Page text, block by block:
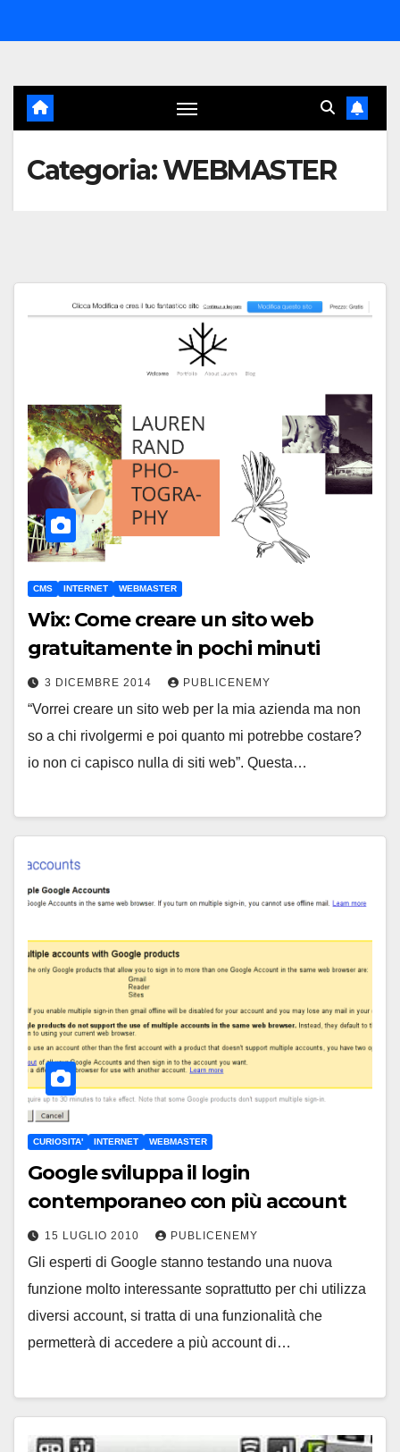
al
Categoria:WEBMASTER
CMS INTERNET WEBMASTER
Wix: Come creare un sito web
gratuitamente in pochi minuti
3 DICEMBRE 2014 PUBLICENEMY
“Vorrei creare un sito web per la mia azienda ma non
so a chi rivolgermi e poi quanto mi potrebbe costare?
io non ci capisco nulla di siti web”. Questa…
CURIOSITA' INTERNET WEBMASTER
Google sviluppa il login
contemporaneo con più account
15 LUGLIO 2010 PUBLICENEMY
Gli esperti di Google stanno testando una nuova
funzione molto interessante soprattutto per chi utilizza
diversi account, si tratta di una funzionalità che
permetterà di accedere a più account di…